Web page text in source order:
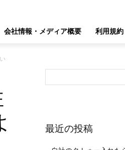
会社情報・メディア概要 利用規約
最近の投稿